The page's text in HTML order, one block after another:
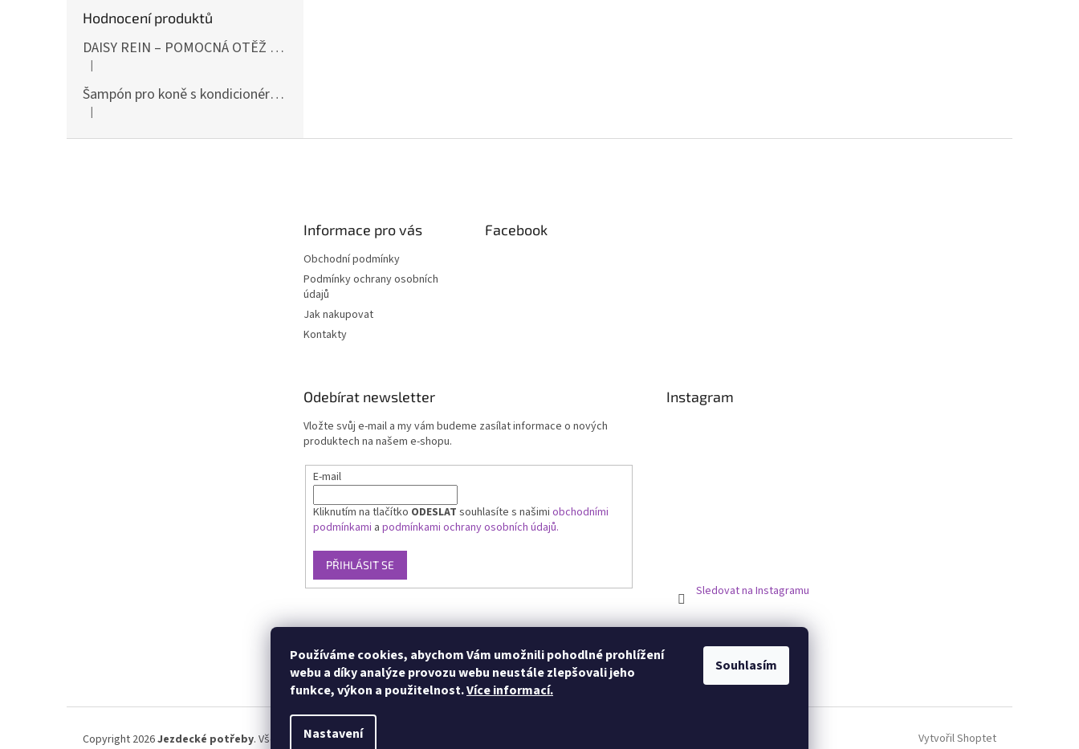
Používáme cookies, abychom Vám umožnili pohodlné prohlížení
webu a díky analýze provozu webu neustále zlepšovali jeho
funkce, výkon a použitelnost.Více informací.
Nastavení
Souhlasím
Hodnocení produktů
DAISY REIN – POMOCNÁ OTĚŽ PROTI STAHOVÁNÍ HLAVY DOLŮ ČERNÁ SHIRES
Hodnocení produktu je 5 z 5 hvězdiček.
|
Šampón pro koně s kondicionérem 500ml Waldhausen
Hodnocení produktu je 5 z 5 hvězdiček.
|
Informace pro vás
Obchodní podmínky
Podmínky ochrany osobních
údajů
Jak nakupovat
Kontakty
Facebook
Odebírat newsletter
Vložte svůj e-mail a my vám budeme zasílat informace o nových
produktech na našem e-shopu.
E-mail
Kliknutím na tlačítko ODESLAT souhlasíte s našimi obchodními
podmínkami a podmínkami ochrany osobních údajů.
PŘIHLÁSIT SE
Instagram
Sledovat na Instagramu
Vytvořil Shoptet
Copyright 2026Jezdecké potřeby. Všechna práva vyhrazena.